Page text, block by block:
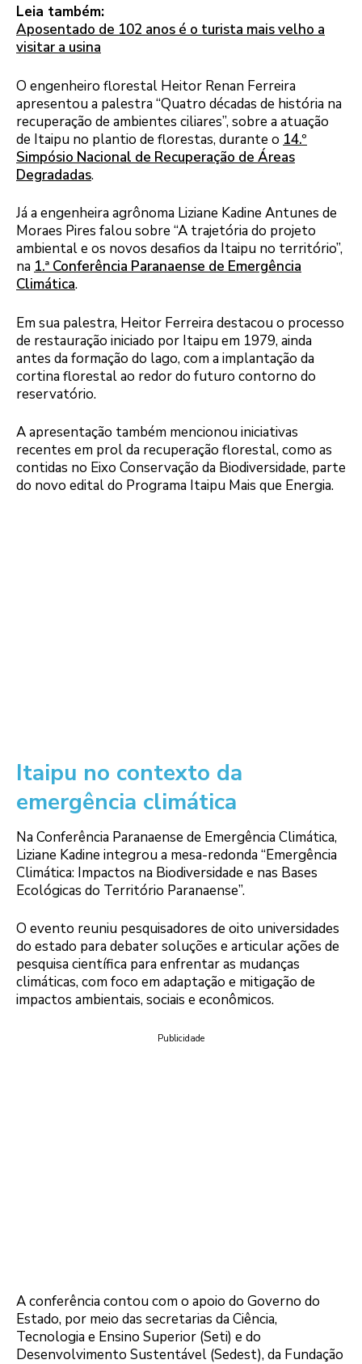
Leia também:
Aposentado de 102 anos é o turista mais velho a
visitar a usina
O engenheiro florestal Heitor Renan Ferreira
apresentou a palestra “Quatro décadas de história na
recuperação de ambientes ciliares”, sobre a atuação
de Itaipu no plantio de florestas, durante o 14.º
Simpósio Nacional de Recuperação de Áreas
Degradadas.
Já a engenheira agrônoma Liziane Kadine Antunes de
Moraes Pires falou sobre “A trajetória do projeto
ambiental e os novos desafios da Itaipu no território”,
na 1.ª Conferência Paranaense de Emergência
Climática.
Em sua palestra, Heitor Ferreira destacou o processo
de restauração iniciado por Itaipu em 1979, ainda
antes da formação do lago, com a implantação da
cortina florestal ao redor do futuro contorno do
reservatório.
A apresentação também mencionou iniciativas
recentes em prol da recuperação florestal, como as
contidas no Eixo Conservação da Biodiversidade, parte
do novo edital do Programa Itaipu Mais que Energia.
Itaipu no contexto da
emergência climática
Na Conferência Paranaense de Emergência Climática,
Liziane Kadine integrou a mesa-redonda “Emergência
Climática: Impactos na Biodiversidade e nas Bases
Ecológicas do Território Paranaense”.
O evento reuniu pesquisadores de oito universidades
do estado para debater soluções e articular ações de
pesquisa científica para enfrentar as mudanças
climáticas, com foco em adaptação e mitigação de
impactos ambientais, sociais e econômicos.
Publicidade
A conferência contou com o apoio do Governo do
Estado, por meio das secretarias da Ciência,
Tecnologia e Ensino Superior (Seti) e do
Desenvolvimento Sustentável (Sedest), da Fundação